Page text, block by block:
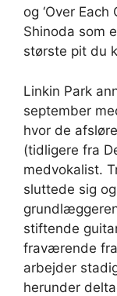
og ‘Over
Shinoda som
største pit du
Linkin Park
september
hvor de
(tidligere fra
medvokalist.
sluttede sig
stiftende
fraværende
arbejder
herunder